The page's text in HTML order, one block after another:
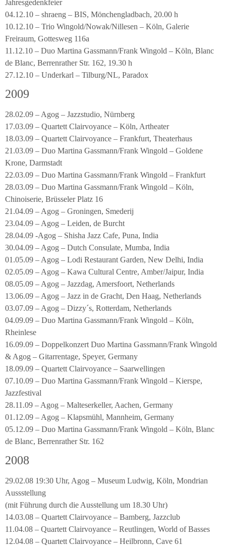
Jahresgedenkfeier
04.12.10 – shraeng – BIS, Mönchengladbach, 20.00 h
10.12.10 – Trio Wingold/Nowak/Nillesen – Köln, Galerie
Freiraum, Gottesweg 116a
11.12.10 – Duo Martina Gassmann/Frank Wingold – Köln, Blanc
de Blanc, Berrenrather Str. 162, 19.30 h
27.12.10 – Underkarl – Tilburg/NL, Paradox
2009
28.02.09 – Agog – Jazzstudio, Nürnberg
17.03.09 – Quartett Clairvoyance – Köln, Artheater
18.03.09 – Quartett Clairvoyance – Frankfurt, Theaterhaus
21.03.09 – Duo Martina Gassmann/Frank Wingold – Goldene
Krone, Darmstadt
22.03.09 – Duo Martina Gassmann/Frank Wingold – Frankfurt
28.03.09 – Duo Martina Gassmann/Frank Wingold – Köln,
Chinoiserie, Brüsseler Platz 16
21.04.09 – Agog – Groningen, Smederij
23.04.09 – Agog – Leiden, de Burcht
28.04.09 -Agog – Shisha Jazz Cafe, Puna, India
30.04.09 – Agog – Dutch Consulate, Mumba, India
01.05.09 – Agog – Lodi Restaurant Garden, New Delhi, India
02.05.09 – Agog – Kawa Cultural Centre, Amber/Jaipur, India
08.05.09 – Agog – Jazzdag, Amersfoort, Netherlands
13.06.09 – Agog – Jazz in de Gracht, Den Haag, Netherlands
03.07.09 – Agog – Dizzy´s, Rotterdam, Netherlands
04.09.09 – Duo Martina Gassmann/Frank Wingold – Köln,
Rheinlese
16.09.09 – Doppelkonzert Duo Martina Gassmann/Frank Wingold
& Agog – Gitarrentage, Speyer, Germany
18.09.09 – Quartett Clairvoyance – Saarwellingen
07.10.09 – Duo Martina Gassmann/Frank Wingold – Kierspe,
Jazzfestival
28.11.09 – Agog – Malteserkeller, Aachen, Germany
01.12.09 – Agog – Klapsmühl, Mannheim, Germany
05.12.09 – Duo Martina Gassmann/Frank Wingold – Köln, Blanc
de Blanc, Berrenrather Str. 162
2008
29.02.08 19:30 Uhr, Agog – Museum Ludwig, Köln, Mondrian
Aussstellung
(mit Führung durch die Ausstellung um 18.30 Uhr)
14.03.08 – Quartett Clairvoyance – Bamberg, Jazzclub
11.04.08 – Quartett Clairvoyance – Reutlingen, World of Basses
12.04.08 – Quartett Clairvoyance – Heilbronn, Cave 61